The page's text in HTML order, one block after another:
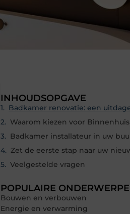
INHOUDSOPGAVE
Badkamer installateur in uw
Veelgestelde vragen
POPULAIRE
Bouwen en verbouwen
Energie en verwarming